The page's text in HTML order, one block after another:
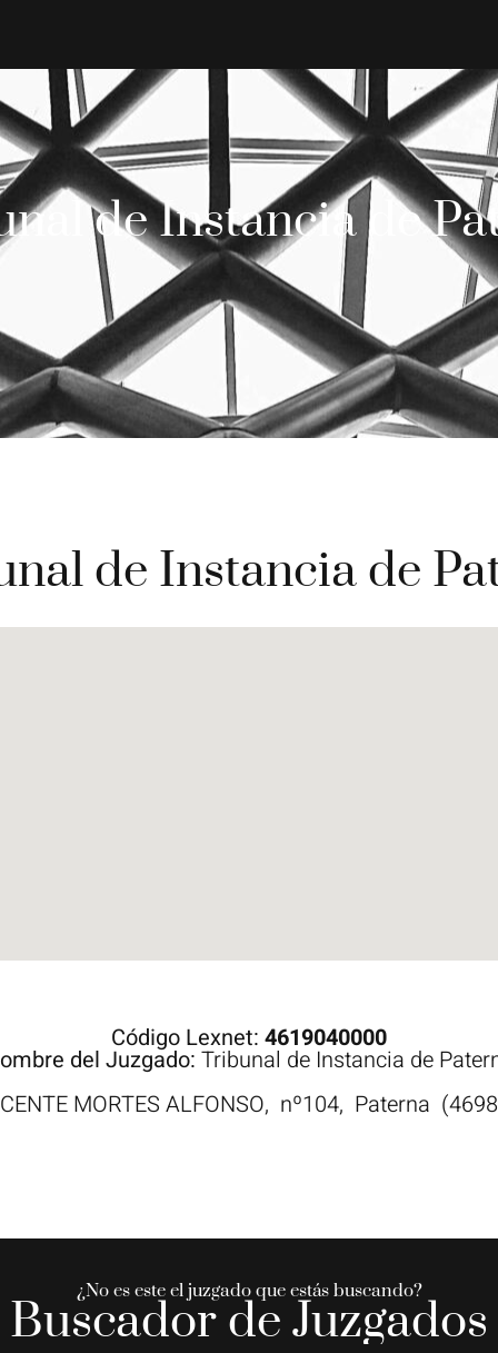
de Instancia de
de Instancia de
Código Lexnet: 4619040000
del Juzgado: Tribunal de Instancia de
MORTES ALFONSO, nº104, Paterna
¿No es este el juzgado que estás buscando?
Buscador de Juzgados